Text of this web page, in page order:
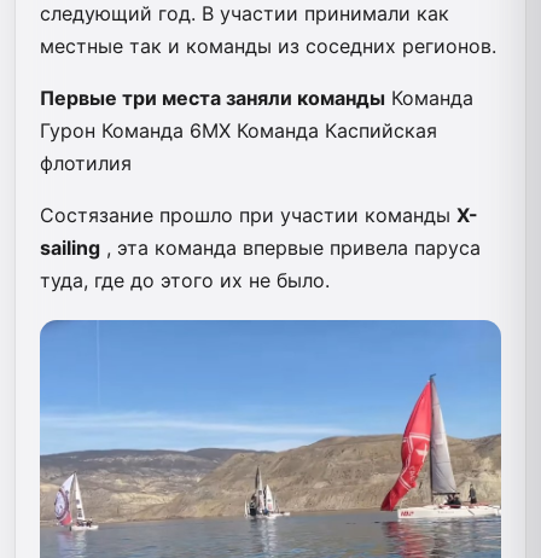
следующий год. В участии принимали как
местные так и команды из соседних регионов.
Первые три места заняли команды Команда
Гурон Команда 6МХ Команда Каспийская
флотилия
Состязание прошло при участии команды X-
sailing , эта команда впервые привела паруса
туда, где до этого их не было.